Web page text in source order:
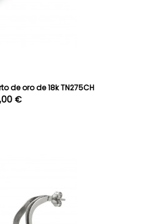
de oro de 18k TN275CH
€